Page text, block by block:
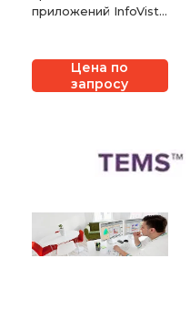
приложений InfoVista
Цена по
запросу